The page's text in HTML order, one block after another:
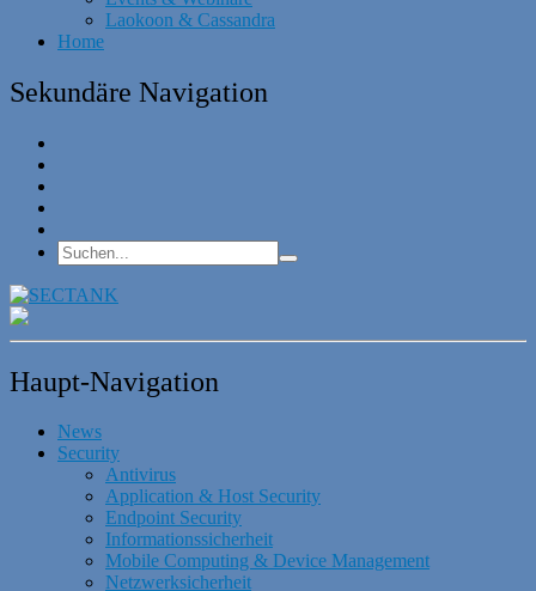
Laokoon & Cassandra
Home
Sekundäre Navigation
Haupt-Navigation
News
Security
Antivirus
Application & Host Security
Endpoint Security
Informationssicherheit
Mobile Computing & Device Management
Netzwerksicherheit